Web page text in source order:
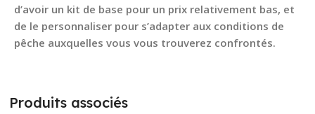
d’avoir un kit de base pour un prix relativement bas, et
de le personnaliser pour s’adapter aux conditions de
pêche auxquelles vous vous trouverez confrontés.
Produits associés